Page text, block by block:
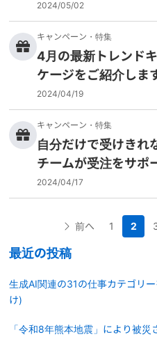
2024/05/02
キャンペーン・特集
4月の最新トレンド
ケージをご紹介しま
2024/04/19
キャンペーン・特集
自分だけで受けきれ
チームが受注をサポ
2024/04/17
前へ 1 2
最近の投稿
生成AI関連の31の仕事カテゴリ
け)
「令和8年熊本地震」により被